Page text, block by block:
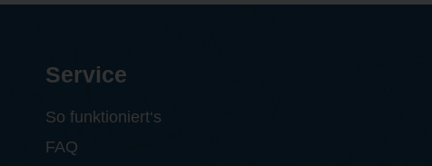
Service
So funktioniert‘s
FAQ